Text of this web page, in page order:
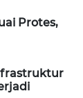
Protes,